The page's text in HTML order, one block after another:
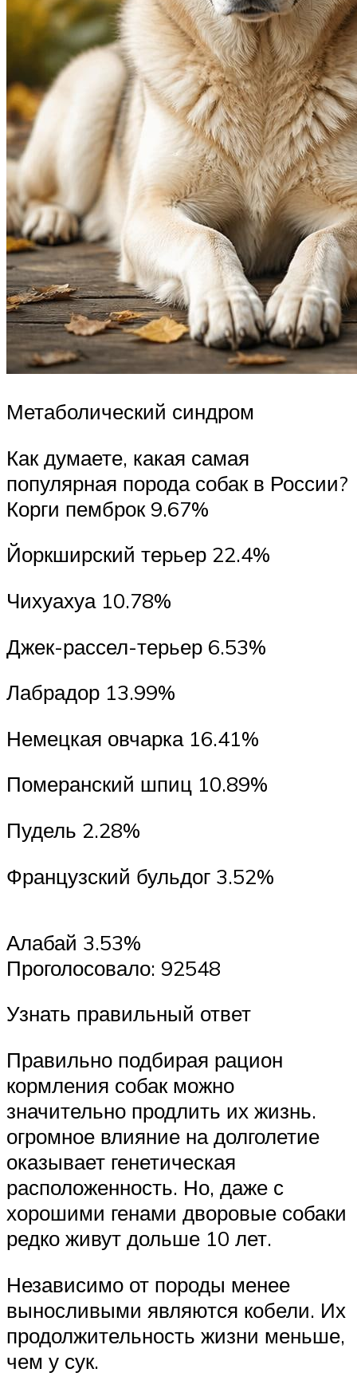
Метаболический синдром
Как думаете, какая самая
популярная порода собак в России?
Корги пемброк 9.67%
Йоркширский терьер 22.4%
Чихуахуа 10.78%
Джек-рассел-терьер 6.53%
Лабрадор 13.99%
Немецкая овчарка 16.41%
Померанский шпиц 10.89%
Пудель 2.28%
Французский бульдог 3.52%
Алабай 3.53%
Проголосовало: 92548
Узнать правильный ответ
Правильно подбирая рацион
кормления собак можно
значительно продлить их жизнь.
огромное влияние на долголетие
оказывает генетическая
расположенность. Но, даже с
хорошими генами дворовые собаки
редко живут дольше 10 лет.
Независимо от породы менее
выносливыми являются кобели. Их
продолжительность жизни меньше,
чем у сук.